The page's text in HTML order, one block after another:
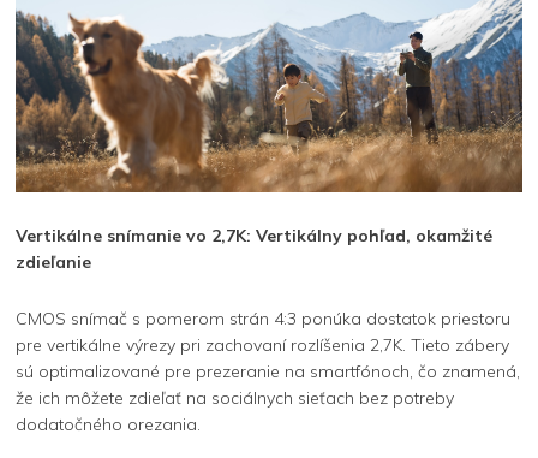
Vertikálne snímanie vo 2,7K: Vertikálny pohľad, okamžité
zdieľanie
CMOS snímač s pomerom strán 4:3 ponúka dostatok priestoru
pre vertikálne výrezy pri zachovaní rozlíšenia 2,7K. Tieto zábery
sú optimalizované pre prezeranie na smartfónoch, čo znamená,
že ich môžete zdieľať na sociálnych sieťach bez potreby
dodatočného orezania.